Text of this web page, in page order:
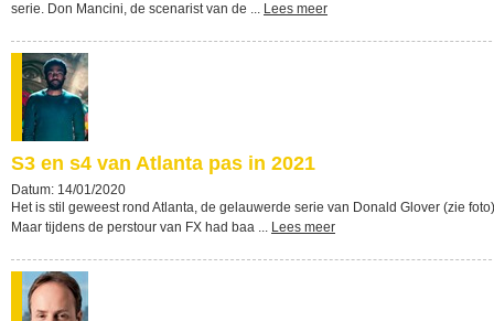
serie. Don Mancini, de scenarist van de ... Lees meer
S3 en s4 van Atlanta pas in 2021
Datum: 14/01/2020
Het is stil geweest rond Atlanta, de gelauwerde serie van Donald Glover (zie
Maar tijdens de perstour van FX had baa ... Lees meer